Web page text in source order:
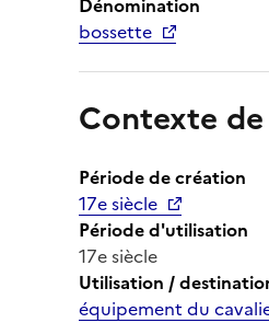
bossette
Contexte
Période de création
17e siècle
Période d'utilisation
17e siècle
Utilisation /
équipement du